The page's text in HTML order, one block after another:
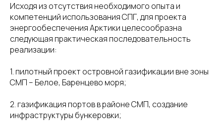
Исходя из отсутствия необходимого опыта и
компетенций использования СПГ, для проекта
энергообеспечения Арктики целесообразна
следующая практическая последовательность
реализации:
1. пилотный проект островной газификации вне зоны
СМП – Белое, Баренцево моря;
2. газификация портов в районе СМП, создание
инфраструктуры бункеровки;